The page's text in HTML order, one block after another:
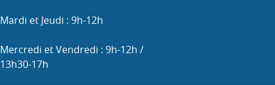
Mardi et Jeudi : 9h-12h
Mercredi et Vendredi : 9h-12h /
13h30-17h